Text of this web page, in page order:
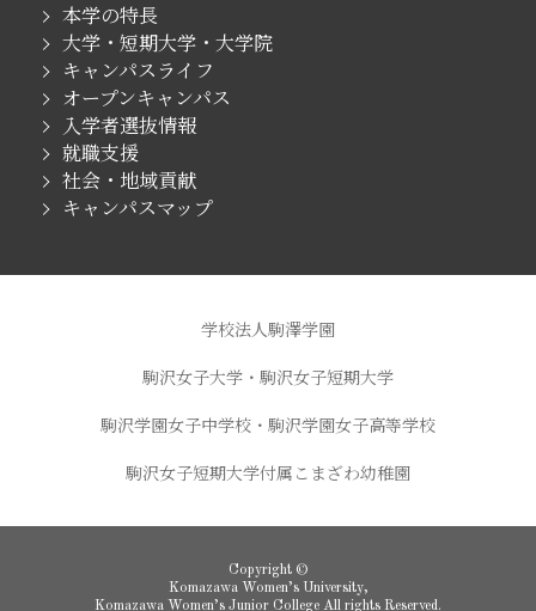
本学の特長
大学・短期大学・大学院
キャンパスライフ
オープンキャンパス
入学者選抜情報
就職支援
社会・地域貢献
キャンパスマップ
学校法人駒澤学園
駒沢女子大学・駒沢女子短期大学
駒沢学園女子中学校・駒沢学園女子高等学校
駒沢女子短期大学付属こまざわ幼稚園
Copyright ©
Komazawa Women’s University,
Komazawa Women’s Junior College All rights Reserved.